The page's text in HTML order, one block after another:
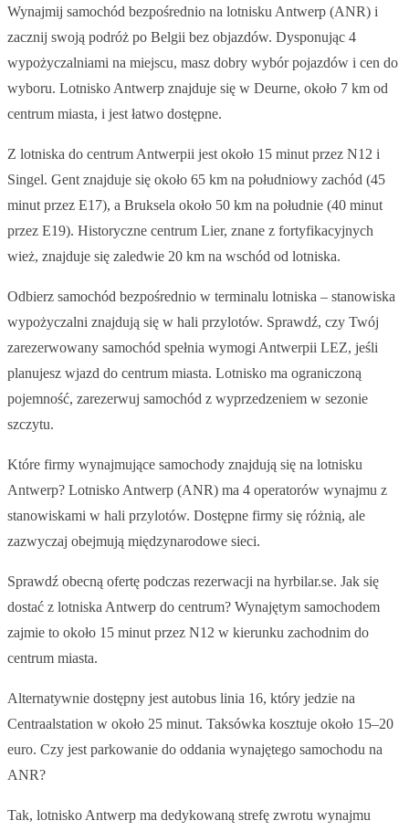
Wynajmij samochód bezpośrednio na lotnisku Antwerp (ANR) i
zacznij swoją podróż po Belgii bez objazdów. Dysponując 4
wypożyczalniami na miejscu, masz dobry wybór pojazdów i cen do
wyboru. Lotnisko Antwerp znajduje się w Deurne, około 7 km od
centrum miasta, i jest łatwo dostępne.
Z lotniska do centrum Antwerpii jest około 15 minut przez N12 i
Singel. Gent znajduje się około 65 km na południowy zachód (45
minut przez E17), a Bruksela około 50 km na południe (40 minut
przez E19). Historyczne centrum Lier, znane z fortyfikacyjnych
wież, znajduje się zaledwie 20 km na wschód od lotniska.
Odbierz samochód bezpośrednio w terminalu lotniska – stanowiska
wypożyczalni znajdują się w hali przylotów. Sprawdź, czy Twój
zarezerwowany samochód spełnia wymogi Antwerpii LEZ, jeśli
planujesz wjazd do centrum miasta. Lotnisko ma ograniczoną
pojemność, zarezerwuj samochód z wyprzedzeniem w sezonie
szczytu.
Które firmy wynajmujące samochody znajdują się na lotnisku
Antwerp? Lotnisko Antwerp (ANR) ma 4 operatorów wynajmu z
stanowiskami w hali przylotów. Dostępne firmy się różnią, ale
zazwyczaj obejmują międzynarodowe sieci.
Sprawdź obecną ofertę podczas rezerwacji na hyrbilar.se. Jak się
dostać z lotniska Antwerp do centrum? Wynajętym samochodem
zajmie to około 15 minut przez N12 w kierunku zachodnim do
centrum miasta.
Alternatywnie dostępny jest autobus linia 16, który jedzie na
Centraalstation w około 25 minut. Taksówka kosztuje około 15–20
euro. Czy jest parkowanie do oddania wynajętego samochodu na
ANR?
Tak, lotnisko Antwerp ma dedykowaną strefę zwrotu wynajmu